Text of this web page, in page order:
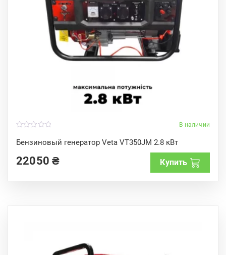
В наличии
Бензиновый генератор Veta VT350JM 2.8 кВт
o
u
o
f
22050₴ Купить